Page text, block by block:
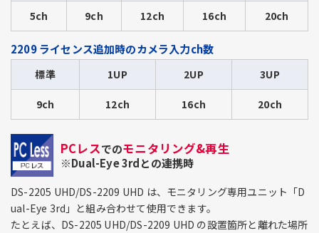
5ch 9ch 12ch 16ch 20ch
2209 ライセンス追加時のカメラ入力ch数
標準 1UP 2UP 3UP
9ch 12ch 16ch 20ch
PCレスでのモニタリング&再生
※Dual-Eye 3rdとの連携時
DS-2205 UHD/DS-2209 UHD は、モニタリング専用ユニット「D
ual-Eye 3rd」と組み合わせて使用できます。
たとえば、DS-2205 UHD/DS-2209 UHD の設置箇所と離れた場所